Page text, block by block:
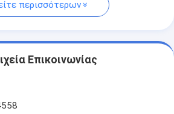
περισσότερων
Επικοινωνίας